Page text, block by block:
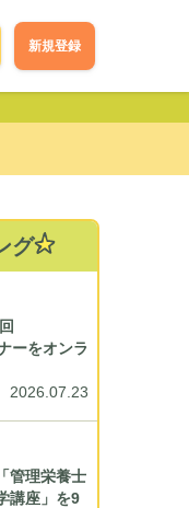
新規登録
グ
ーをオンラ
2026.07.23
管理栄養士
講座」を9